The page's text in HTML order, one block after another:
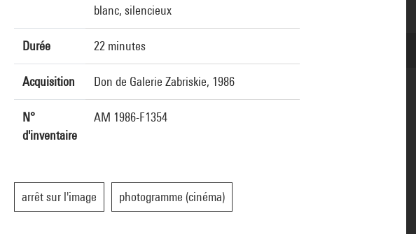
blanc, silencieux
Durée 22 minutes
Acquisition Don de Galerie Zabriskie, 1986
N°
d'inventaire
AM 1986-F1354
arrêt sur l'image photogramme (cinéma)